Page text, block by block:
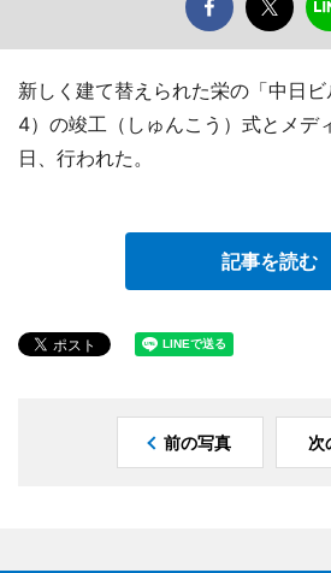
新しく建て替えられた栄の「中日
4）の竣工（しゅんこう）式とメデ
日、行われた。
記事を読む
前の写真 次